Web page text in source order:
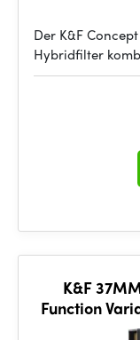
Der K&F
Hybridfilter
K&F
Function